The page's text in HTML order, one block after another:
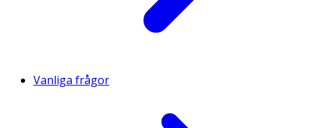
Vanliga frågor